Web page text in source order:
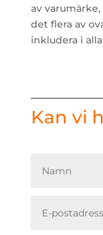
av
det flera av
inkludera i
Kan vi